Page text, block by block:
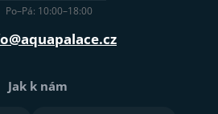
Po–Pá: 10:00–18:00
Jak k nám